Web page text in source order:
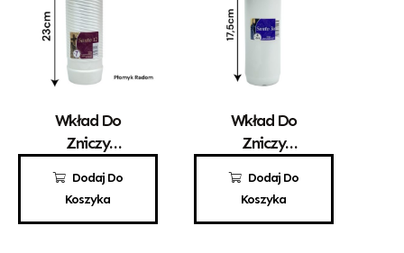
Dodaj Do
Koszyka
Wkład Do
Zniczy
Santo 12
10,80 zł
Dodaj Do
Koszyka
Wkład Do
Zniczy
Santo 3a
5,10 zł